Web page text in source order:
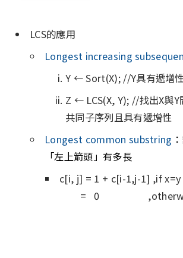
LCS的應用
Longest increasing
Y ← Sort(X); //Y具有遞增
Z ← LCS(X, Y); //找出X與Y
共同子序列且具有遞增性
Longest common substring
「左上箭頭」有多長
c[i, j] = 1 + c[i-1,j-1] ,if x=y
= 0